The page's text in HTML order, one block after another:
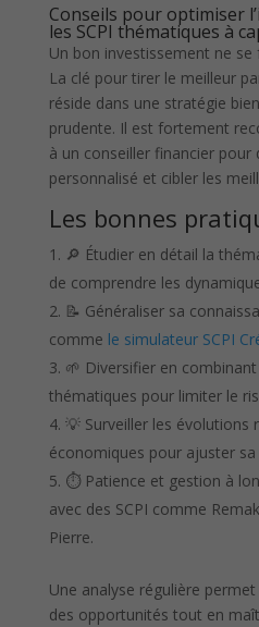
Conseils pour optimiser
les SCPI thématiques à
Un bon investissement ne
La clé pour tirer le meilleur
réside dans une stratégie
prudente. Il est fortement
à un conseiller financier pour
personnalisé et cibler les
Les bonnes
🔎 Étudier en détail la
de comprendre les
📝 Généraliser sa
comme le simulateur SCPI
🌱 Diversifier en
thématiques pour limiter le
💡 Surveiller les évolutions
économiques pour ajuster
⏱️ Patience et gestion à
avec des SCPI comme
Pierre.
Une analyse régulière
des opportunités tout en